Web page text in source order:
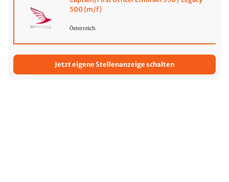
500 (m/f)
Österreich
Jetzt eigene Stellenanzeige schalten